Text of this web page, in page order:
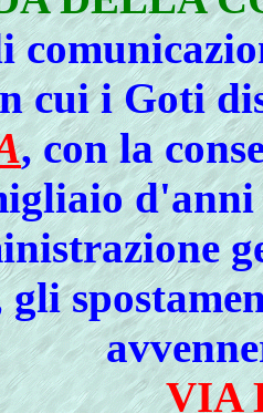
cui i Goti
, con la
gli
VIA